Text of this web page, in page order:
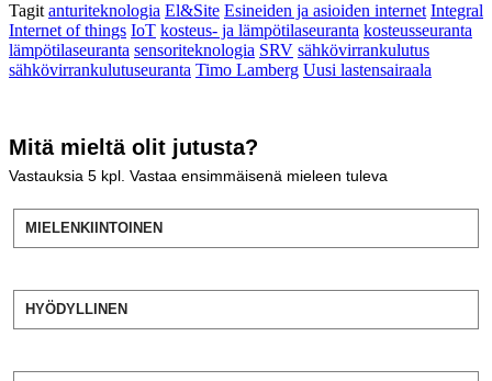
Tagit anturiteknologia El&Site Esineiden ja asioiden internet Integral
Internet of things IoT kosteus- ja lämpötilaseuranta kosteusseuranta
lämpötilaseuranta sensoriteknologia SRV sähkövirrankulutus
sähkövirrankulutuseuranta Timo Lamberg Uusi lastensairaala
Mitä mieltä olit jutusta?
Vastauksia 5 kpl. Vastaa ensimmäisenä mieleen tuleva
MIELENKIINTOINEN
HYÖDYLLINEN